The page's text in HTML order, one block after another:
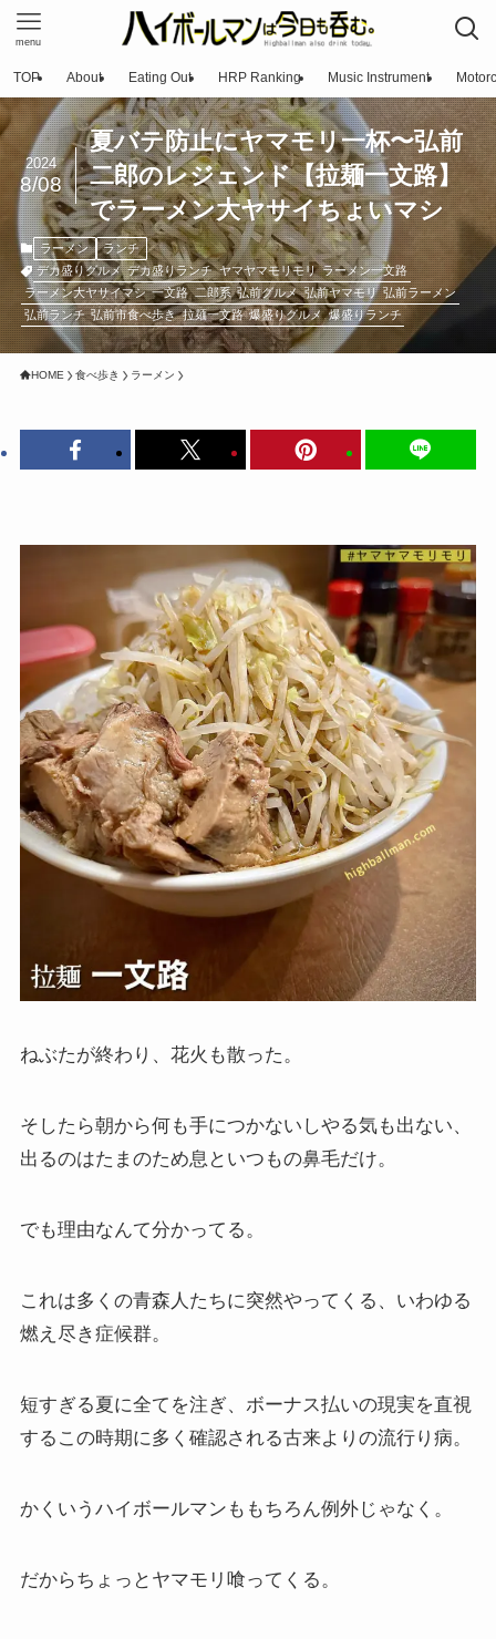
menu
TOP About Eating Out HRP Ranking Music Instrument
夏バテ防止にヤマモリ一杯〜弘前
二郎のレジェンド【拉麺一文路】
でラーメン大ヤサイちょいマシ
2024
8/08
ラーメン
ランチ
デカ盛りグルメ デカ盛りランチ ヤマヤマモリモリ ラーメン一文路
ラーメン大ヤサイマシ 一文路 二郎系 弘前グルメ 弘前ヤマモリ 弘前ラーメン
弘前ランチ 弘前市食べ歩き 拉麺一文路 爆盛りグルメ 爆盛りランチ
HOME 食べ歩き ラーメン
ねぶたが終わり、花火も散った。
そしたら朝から何も手につかないしやる気も出ない、
出るのはたまのため息といつもの鼻毛だけ。
でも理由なんて分かってる。
これは多くの青森人たちに突然やってくる、いわゆる
燃え尽き症候群。
短すぎる夏に全てを注ぎ、ボーナス払いの現実を直視
するこの時期に多く確認される古来よりの流行り病。
かくいうハイボールマンももちろん例外じゃなく。
だからちょっとヤマモリ喰ってくる。